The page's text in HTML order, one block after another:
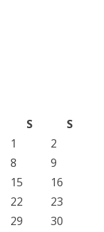
S
S
1
2
8
9
15
16
22
23
29
30